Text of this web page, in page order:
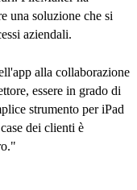
una soluzione che si
aziendali.
alla collaborazione
essere in grado di
strumento per iPad
dei clienti è